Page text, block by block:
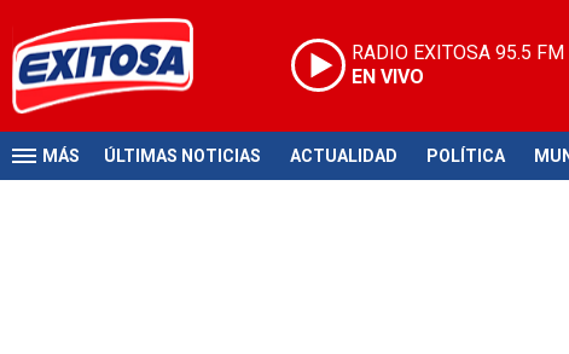
RADIO EXITOSA 95.5 FM
EN VIVO
MÁS ÚLTIMAS NOTICIAS ACTUALIDAD POLÍTICA